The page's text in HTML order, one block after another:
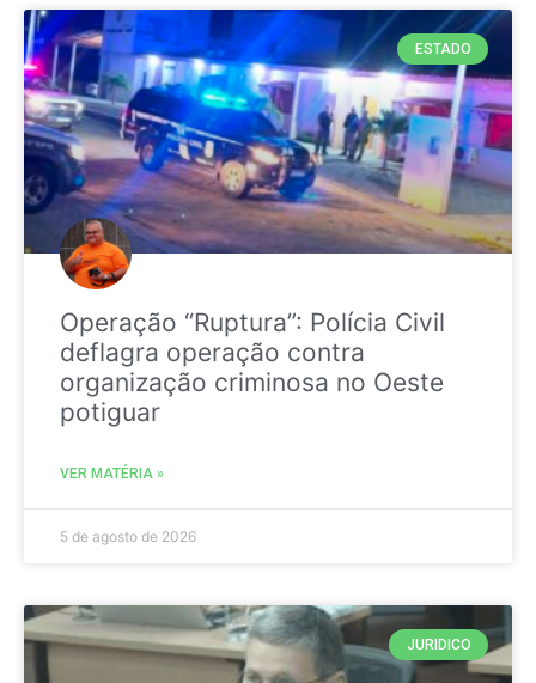
ESTADO
Operação “Ruptura”: Polícia Civil
deflagra operação contra
organização criminosa no Oeste
potiguar
VER MATÉRIA »
5 de agosto de 2026
JURIDICO